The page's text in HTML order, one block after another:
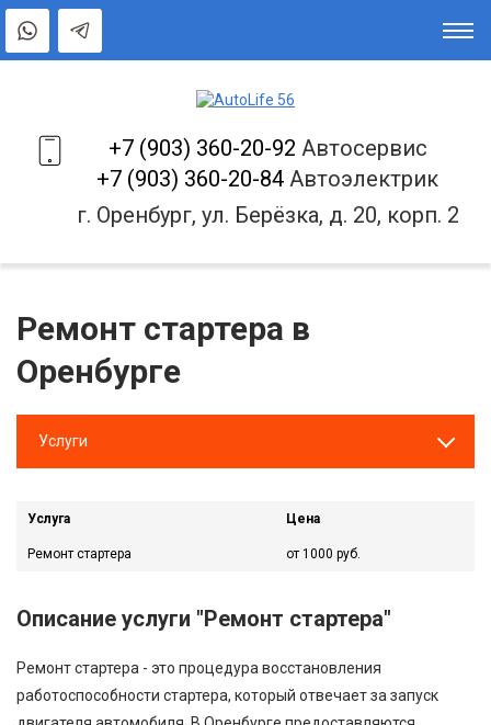
+7 (903) 360-20-92 Автосервис
+7 (903) 360-20-84 Автоэлектрик
г. Оренбург, ул. Берёзка, д. 20, корп. 2
Ремонт стартера в
Оренбурге
Услуги
Услуга Цена
Ремонт стартера от 1000 руб.
Описание услуги "Ремонт стартера"
Ремонт стартера - это процедура восстановления
работоспособности стартера, который отвечает за запуск